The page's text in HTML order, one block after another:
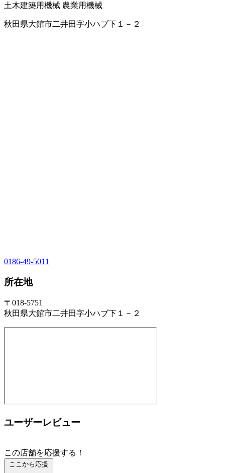
土木建築用機械 農業用機械
秋田県大館市二井田字小ハブ下１－２
0186-49-5011
所在地
〒018-5751
秋田県大館市二井田字小ハブ下１－２
ユーザーレビュー
この店舗を応援する！
ここから応援